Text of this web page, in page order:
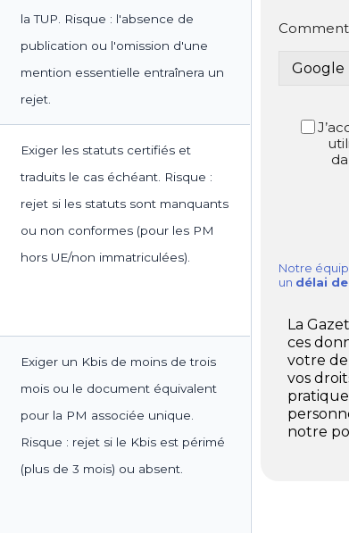
la TUP. Risque : l'absence de
publication ou l'omission d'une
mention essentielle entraînera un
rejet.
Exiger les statuts certifiés et
traduits le cas échéant. Risque :
rejet si les statuts sont manquants
ou non conformes (pour les PM
hors UE/non immatriculées).
Exiger un Kbis de moins de trois
mois ou le document équivalent
pour la PM associée unique.
Risque : rejet si le Kbis est périmé
(plus de 3 mois) ou absent.
Notre
un délai
La
ces
votre
vos
notre